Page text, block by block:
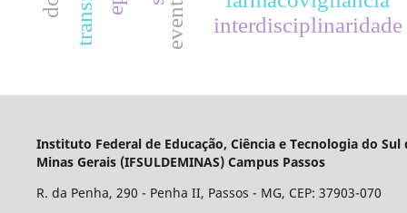
interdisciplinaridade
Instituto Federal de Educação, Ciência e Tecnologia do Sul
Minas Gerais (IFSULDEMINAS) Campus Passos
R. da Penha, 290 - Penha II, Passos - MG, CEP: 37903-070